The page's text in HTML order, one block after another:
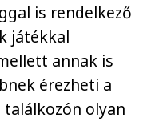
is rendelkező
játékkal
annak is
érezheti a
olyan